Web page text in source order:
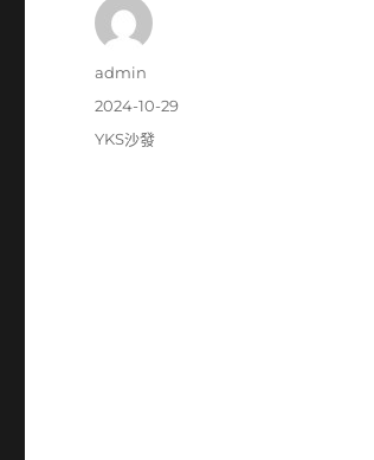
作
admin
發
2024-10-29
分
YKS沙發